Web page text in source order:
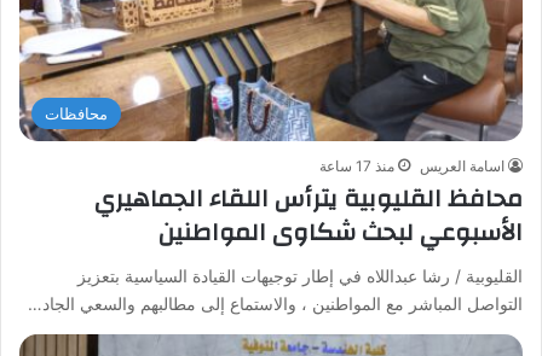
محافظات
اسامة العريس منذ 17 ساعة
محافظ القليوبية يترأس اللقاء الجماهيري
الأسبوعي لبحث شكاوى المواطنين
القليوبية / رشا عبداللاه في إطار توجيهات القيادة السياسية بتعزيز
التواصل المباشر مع المواطنين ، والاستماع إلى مطالبهم والسعي الجاد…